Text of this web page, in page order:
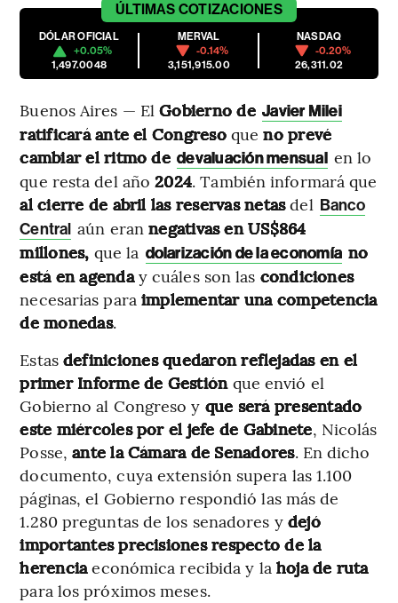
ÚLTIMAS COTIZACIONES
DÓLAR OFICIAL
+0.05%
1,497.0048
MERVAL
-0.14%
3,151,915.00
NASDAQ
-0.20%
26,311.02
Buenos Aires — ElGobierno de Javier Milei
ratificará ante el Congresoqueno prevé
cambiar el ritmo de devaluación mensual en lo
que resta del año2024. También informará que
al cierre de abril las reservas netasdel Banco
Central aún erannegativas en US$864
millones, que la dolarización de la economía no
está en agenday cuáles son las condiciones
necesarias para implementar una competencia
de monedas.
Estas definiciones quedaron reflejadas en el
primer Informe de Gestiónque envió el
Gobierno al Congreso y que será presentado
este miércoles por el jefe de Gabinete, Nicolás
Posse,ante la Cámara de Senadores. En dicho
documento, cuya extensión supera las 1.100
páginas, el Gobierno respondió las más de
1.280 preguntas de los senadores y dejó
importantes precisiones respecto de la
herenciaeconómica recibida y la hoja de ruta
para los próximos meses.